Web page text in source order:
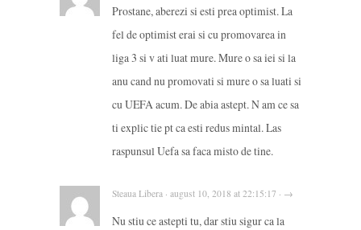
Prostane, aberezi si esti prea optimist. La
fel de optimist erai si cu promovarea in
liga 3 si v ati luat mure. Mure o sa iei si la
anu cand nu promovati si mure o sa luati si
cu UEFA acum. De abia astept. N am ce sa
ti explic tie pt ca esti redus mintal. Las
raspunsul Uefa sa faca misto de tine.
Steaua Libera · august 10, 2018 at 22:15:17 · →
Nu stiu ce astepti tu, dar stiu sigur ca la